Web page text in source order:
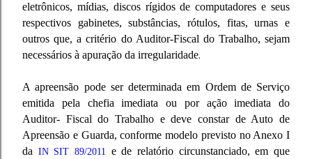
eletrônicos, mídias, discos rígidos de computadores e seus
respectivos gabinetes, substâncias, rótulos, fitas, urnas e
outros que, a critério do Auditor-Fiscal do Trabalho, sejam
necessários à apuração da irregularidade.
A apreensão pode ser determinada em Ordem de Serviço
emitida pela chefia imediata ou por ação imediata do
Auditor- Fiscal do Trabalho e deve constar de Auto de
Apreensão e Guarda, conforme modelo previsto no Anexo I
da IN SIT 89/2011 e de relatório circunstanciado, em que